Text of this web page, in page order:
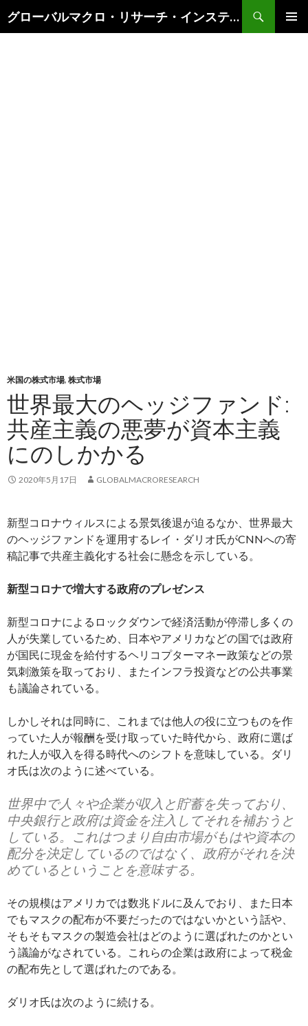
グローバルマクロ・リサーチ・インスティテュート
索
米国の株式市場, 株式市場
世界最大のヘッジファンド:
共産主義の悪夢が資本主義
にのしかかる
2020年5月17日 GLOBALMACRORESEARCH
新型コロナウィルスによる景気後退が迫るなか、世界最大
のヘッジファンドを運用するレイ・ダリオ氏がCNNへの寄
稿記事で共産主義化する社会に懸念を示している。
新型コロナで増大する政府のプレゼンス
新型コロナによるロックダウンで経済活動が停滞し多くの
人が失業しているため、日本やアメリカなどの国では政府
が国民に現金を給付するヘリコプターマネー政策などの景
気刺激策を取っており、またインフラ投資などの公共事業
も議論されている。
しかしそれは同時に、これまでは他人の役に立つものを作
っていた人が報酬を受け取っていた時代から、政府に選ば
れた人が収入を得る時代へのシフトを意味している。ダリ
オ氏は次のように述べている。
世界中で人々や企業が収入と貯蓄を失っており、
中央銀行と政府は資金を注入してそれを補おうと
している。これはつまり自由市場がもはや資本の
配分を決定しているのではなく、政府がそれを決
めているということを意味する。
その規模はアメリカでは数兆ドルに及んでおり、また日本
でもマスクの配布が不要だったのではないかという話や、
そもそもマスクの製造会社はどのように選ばれたのかとい
う議論がなされている。これらの企業は政府によって税金
の配布先として選ばれたのである。
ダリオ氏は次のように続ける。